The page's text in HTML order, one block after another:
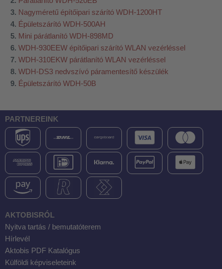
Nagyméretű építőipari szárító WDH-1200HT
Épületszárító WDH-500AH
Mini párátlanító WDH-898MD
WDH-930EEW építőipari szárító WLAN vezérléssel
WDH-310EKW párátlanító WLAN vezérléssel
WDH-DS3 nedvszívó páramentesítő készülék
Épületszárító WDH-50B
PARTNEREINK
AKTOBISRÓL
Nyitva tartás / bemutatóterem
Hírlevél
Aktobis PDF Katalógus
Külföldi képviseleteink